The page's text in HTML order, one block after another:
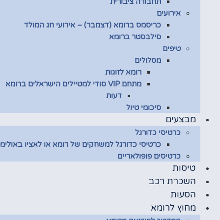
אירועים
כריסמס ברומא (דצמבר) – אירועי חג המולד
סילבסטר ברומא
טיפים
מסלולים
רומא לזוגות
מתחם VIP סודי למטיילים הישראלים ברומא
דעות
סיכומי טיול
מבצעים
כרטיסי כדורגל
כרטיסי כדורגל למשחקים של רומא או לאציו
כרטיסים פופולאריים
טיסות
השכרת רכב
הסעות
מחוץ לרומא